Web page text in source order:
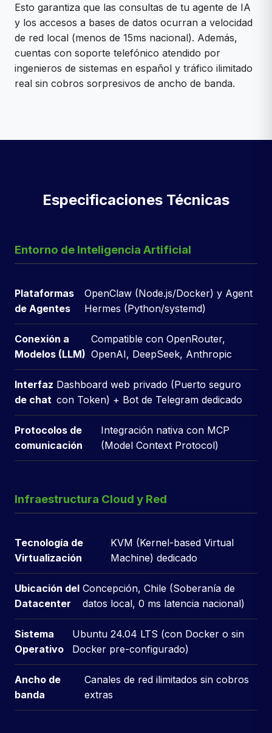
Esto garantiza que las consultas de tu agente de IA
y los accesos a bases de datos ocurran a velocidad
de red local (menos de 15ms nacional). Además,
cuentas con soporte telefónico atendido por
ingenieros de sistemas en español y tráfico ilimitado
real sin cobros sorpresivos de ancho de banda.
Especificaciones Técnicas
Entorno de Inteligencia Artificial
Plataformas
de Agentes
OpenClaw (Node.js/Docker) y Agent
Hermes (Python/systemd)
Conexión a
Modelos (LLM)
Compatible con OpenRouter,
OpenAI, DeepSeek, Anthropic
Interfaz
de chat
Dashboard web privado (Puerto seguro
con Token) + Bot de Telegram dedicado
Protocolos de
comunicación
Integración nativa con MCP
(Model Context Protocol)
Infraestructura Cloud y Red
Tecnología de
Virtualización
KVM (Kernel-based Virtual
Machine) dedicado
Ubicación del
Datacenter
Concepción, Chile (Soberanía de
datos local, 0 ms latencia nacional)
Sistema
Operativo
Ubuntu 24.04 LTS (con Docker o sin
Docker pre-configurado)
Ancho de
banda
Canales de red ilimitados sin cobros
extras